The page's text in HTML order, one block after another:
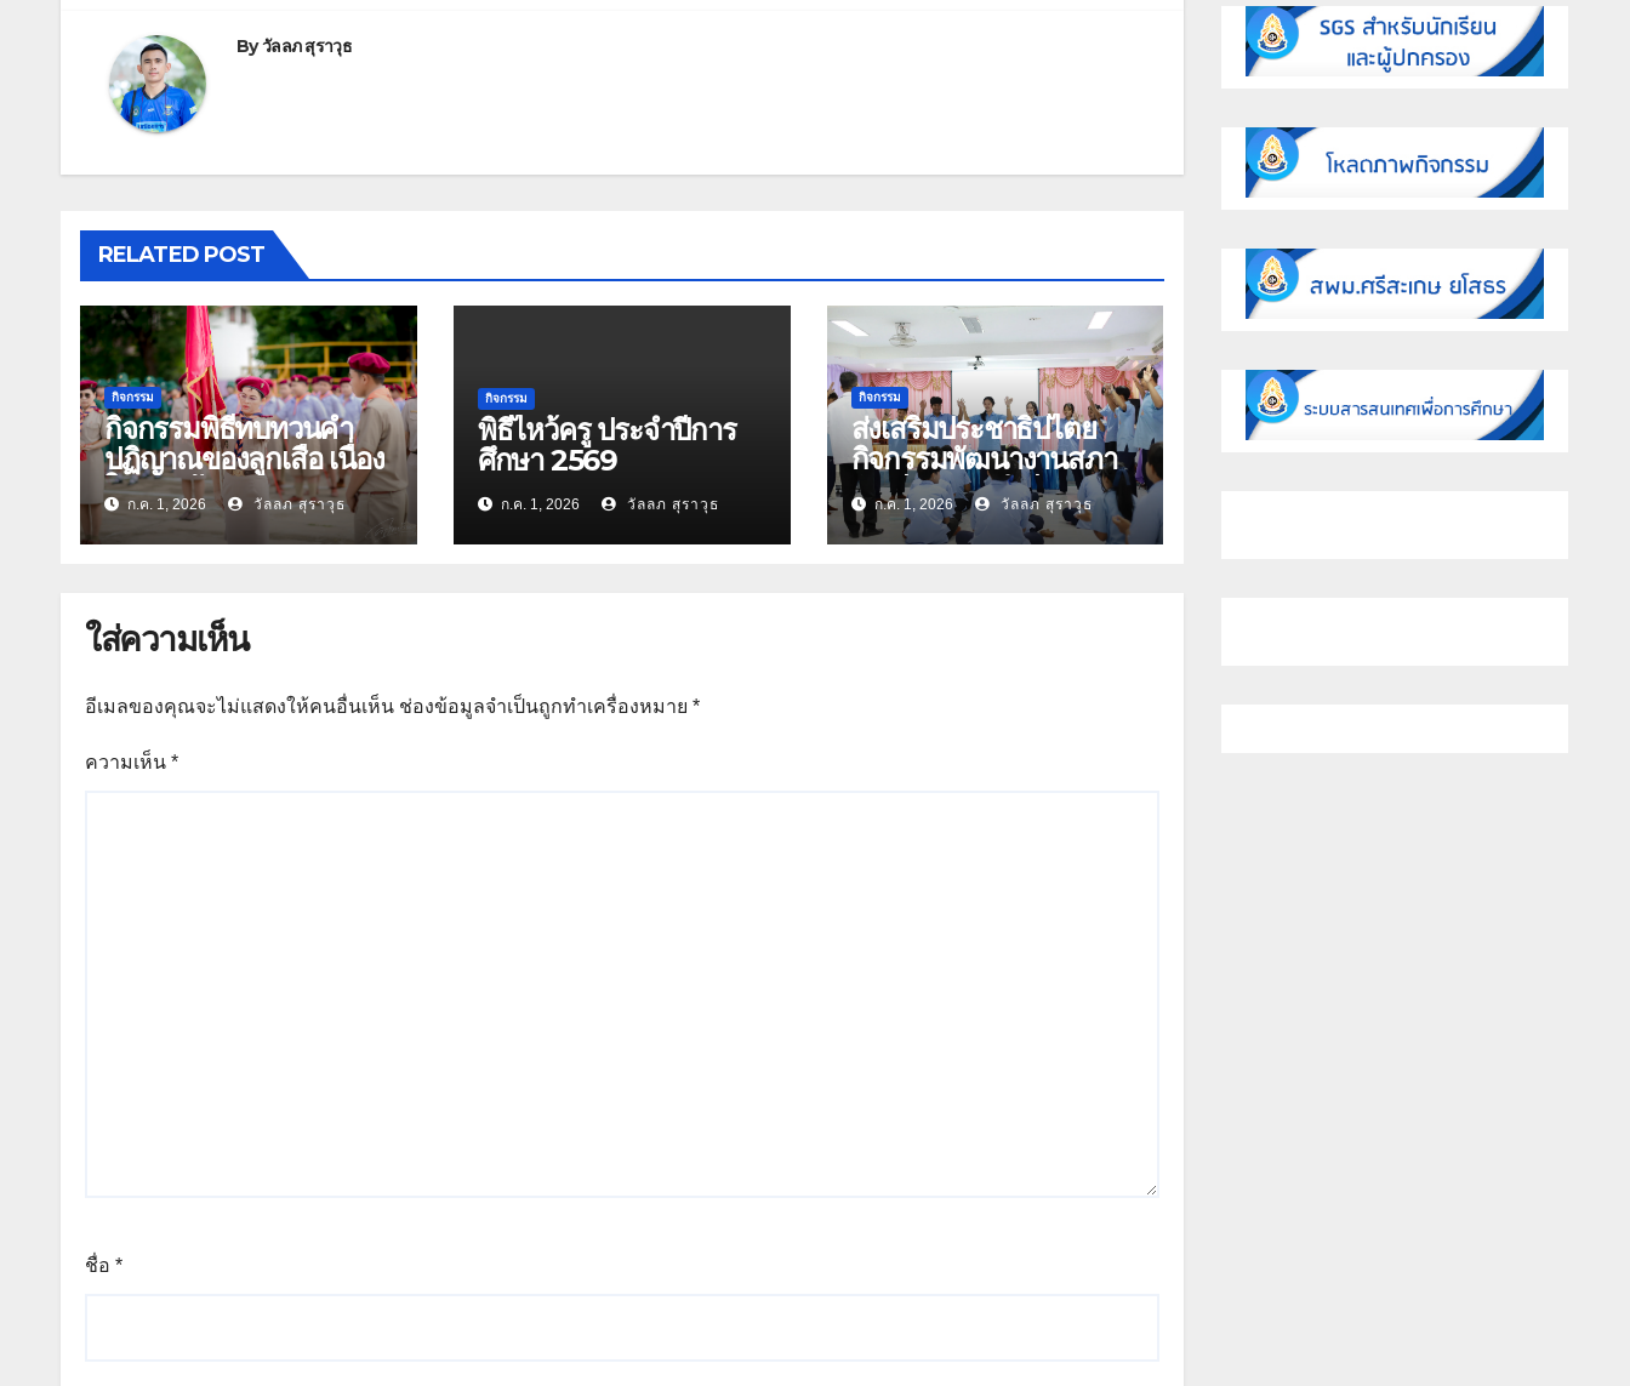
Byวัลลภ สุราวุธ
RELATED POST
กิจกรรม
กิจกรรมพิธีทบทวนคำ
ปฏิญาณของลูกเสือ เนื่อง
ในวันคล้ายวันสถาปนา
คณะลูกเสือแห่งชาติ
ประจำปี 2569
ก.ค. 1, 2026 วัลลภ สุราวุธ
กิจกรรม
พิธีไหว้ครู ประจำปีการ
ศึกษา 2569
ก.ค. 1, 2026 วัลลภ สุราวุธ
กิจกรรม
ส่งเสริมประชาธิปไตย
กิจกรรมพัฒนางานสภา
นักเรียน ประจำปีการ
ศึกษา 2569
ก.ค. 1, 2026 วัลลภ สุราวุธ
ใส่ความเห็น
อีเมลของคุณจะไม่แสดงให้คนอื่นเห็น ช่องข้อมูลจำเป็นถูกทำเครื่องหมาย *
ความเห็น *
ชื่อ *